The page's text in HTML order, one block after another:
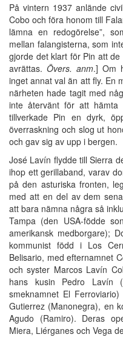
På vintern 1937 anlände
Cobo och föra honom till
lämna en redogörelse”,
mellan falangisterna, som
gjorde det klart för Pin att de
avrättas. Övers. anm.] Om
inget annat val än att fly. En
närheten hade tagit med
inte återvänt för att hämta
tillverkade Pin en dyrk,
överraskning och slog ut
och gav sig av upp i bergen.
José Lavín flydde till Sierra
ihop ett gerillaband, varav
på den asturiska fronten,
med att en del av dem
att bara nämna några så
Tampa (den USA-födde
amerikansk medborgare);
kommunist född i Los
Belisario, med efternamnet
och syster Marcos Lavín
hans kusin Pedro Lavín
smeknamnet El
Gutierrez (Manonegra), en
Agudo (Ramiro). Deras
Miera, Liérganes och Vega